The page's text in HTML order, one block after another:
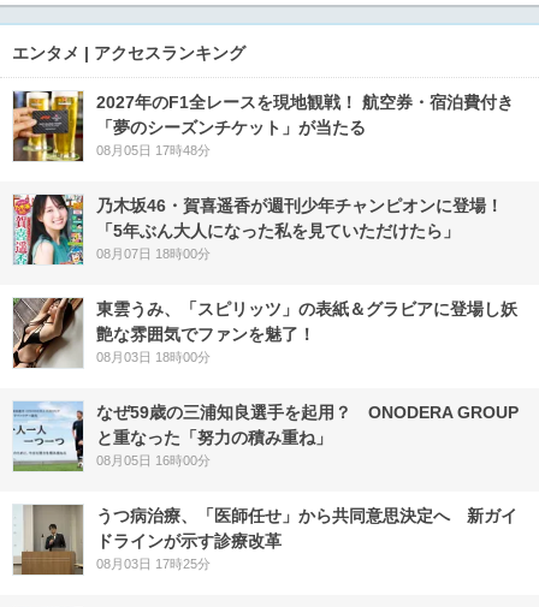
エンタメ | アクセスランキング
2027年のF1全レースを現地観戦！ 航空券・宿泊費付き
「夢のシーズンチケット」が当たる
08月05日 17時48分
乃木坂46・賀喜遥香が週刊少年チャンピオンに登場！
「5年ぶん大人になった私を見ていただけたら」
08月07日 18時00分
東雲うみ、「スピリッツ」の表紙＆グラビアに登場し妖
艶な雰囲気でファンを魅了！
08月03日 18時00分
なぜ59歳の三浦知良選手を起用？ ONODERA GROUP
と重なった「努力の積み重ね」
08月05日 16時00分
うつ病治療、「医師任せ」から共同意思決定へ 新ガイ
ドラインが示す診療改革
08月03日 17時25分